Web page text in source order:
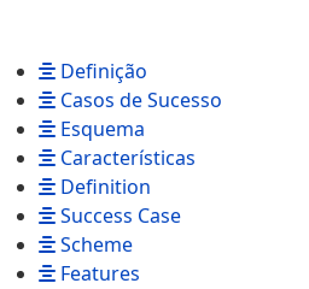
Definição
Casos de Sucesso
Esquema
Características
Definition
Success Case
Scheme
Features